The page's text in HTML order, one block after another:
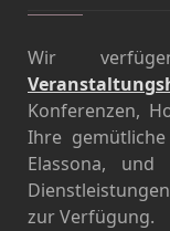
Wir
Konferenzen,
Ihre
Elassona,
zur Verfügung.